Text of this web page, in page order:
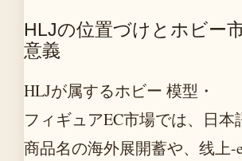
HLJの位置づけとホビー
意義
HLJが属するホビー 模型・
フィギュアEC市場では、日本
商品名の海外展開蓄や、线上-